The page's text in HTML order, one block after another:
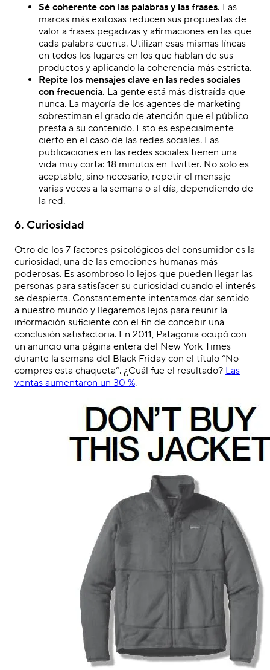
Sé coherente con las palabras y las frases. Las
marcas más exitosas reducen sus propuestas de
valor a frases pegadizas y afirmaciones en las que
cada palabra cuenta. Utilizan esas mismas líneas
en todos los lugares en los que hablan de sus
productos y aplicando la coherencia más estricta.
Repite los mensajes clave en las redes sociales
con frecuencia. La gente está más distraída que
nunca. La mayoría de los agentes de marketing
sobrestiman el grado de atención que el público
presta a su contenido. Esto es especialmente
cierto en el caso de las redes sociales. Las
publicaciones en las redes sociales tienen una
vida muy corta: 18 minutos en Twitter. No solo es
aceptable, sino necesario, repetir el mensaje
varias veces a la semana o al día, dependiendo de
la red.
6. Curiosidad
Otro de los 7 factores psicológicos del consumidor es la
curiosidad, una de las emociones humanas más
poderosas. Es asombroso lo lejos que pueden llegar las
personas para satisfacer su curiosidad cuando el interés
se despierta. Constantemente intentamos dar sentido
a nuestro mundo y llegaremos lejos para reunir la
información suficiente con el fin de concebir una
conclusión satisfactoria. En 2011, Patagonia ocupó con
un anuncio una página entera del New York Times
durante la semana del Black Friday con el título “No
compres esta chaqueta”. ¿Cuál fue el resultado? Las
ventas aumentaron un 30 %.